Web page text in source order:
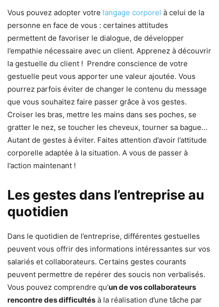
Vous pouvez adopter votre langage corporel à celui de la
personne en face de vous : certaines attitudes
permettent de favoriser le dialogue, de développer
l’empathie nécessaire avec un client. Apprenez à découvrir
la gestuelle du client ! Prendre conscience de votre
gestuelle peut vous apporter une valeur ajoutée. Vous
pourrez parfois éviter de changer le contenu du message
que vous souhaitez faire passer grâce à vos gestes.
Croiser les bras, mettre les mains dans ses poches, se
gratter le nez, se toucher les cheveux, tourner sa bague…
Autant de gestes à éviter. Faites attention d’avoir l’attitude
corporelle adaptée à la situation. A vous de passer à
l’action maintenant !
Les gestes dans l’entreprise au
quotidien
Dans le quotidien de l’entreprise, différentes gestuelles
peuvent vous offrir des informations intéressantes sur vos
salariés et collaborateurs. Certains gestes courants
peuvent permettre de repérer des soucis non verbalisés.
Vous pouvez comprendre qu’un de vos collaborateurs
rencontre des difficultés à la réalisation d’une tâche par